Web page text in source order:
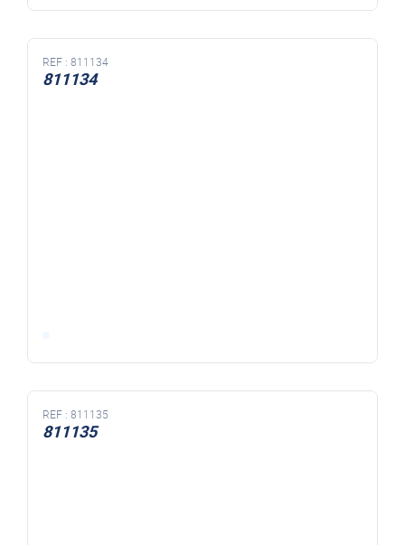
REF : 811134
811134
REF : 811135
811135